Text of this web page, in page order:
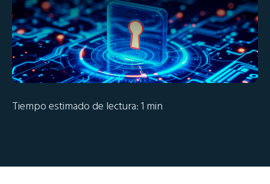
Tiempo estimado de lectura: 1 min